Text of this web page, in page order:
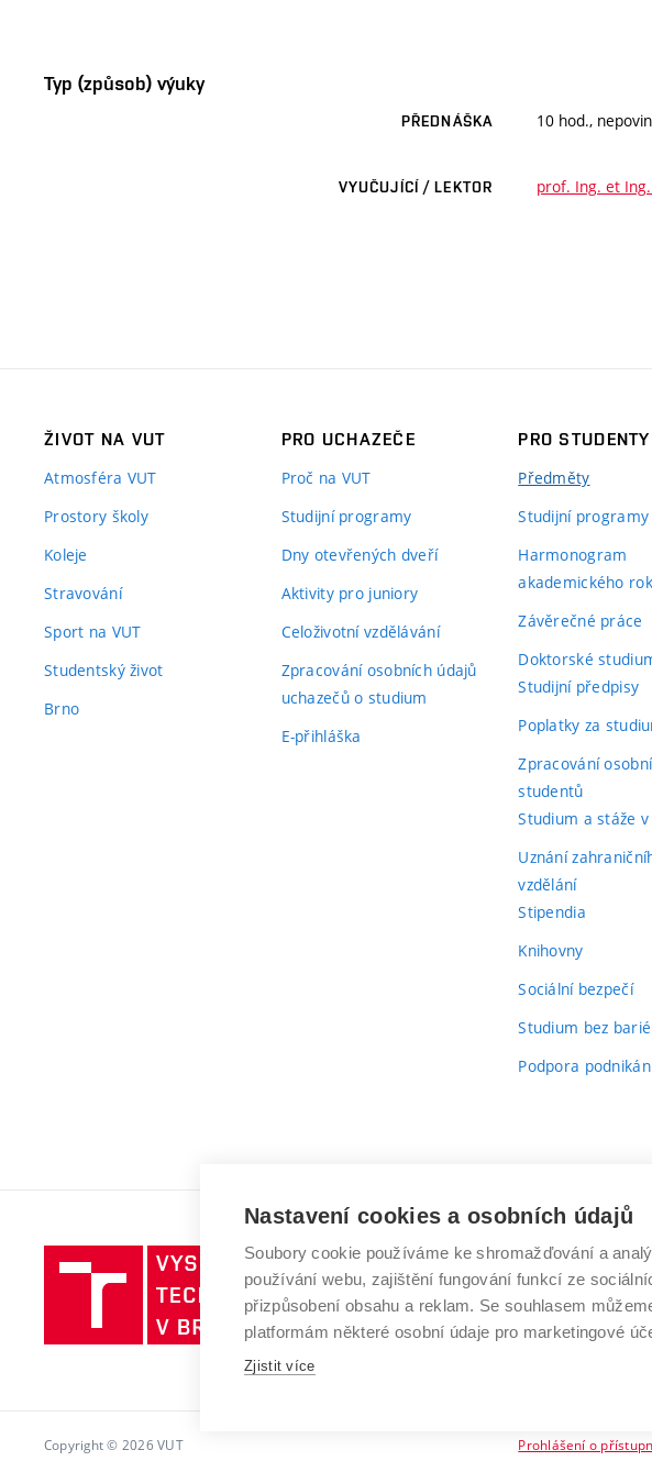
Typ (způsob) výuky
PŘEDNÁŠKA 10 hod.,
VYUČUJÍCÍ / LEKTOR prof. Ing. et Ing.
ŽIVOT NA VUT
Atmosféra VUT
Prostory školy
Koleje
Stravování
Sport na VUT
Studentský život
Brno
PRO UCHAZEČE
Proč na VUT
Studijní programy
Dny otevřených dveří
Aktivity pro juniory
Celoživotní vzdělávání
Zpracování osobních údajů
uchazečů o studium
E-přihláška
PRO STUDENTY
Předměty
Studijní programy
Harmonogram
akademického
Závěrečné práce
Doktorské
Studijní předpisy
Poplatky za
Zpracování
studentů
Studium a stáže
Uznání
vzdělání
Stipendia
Knihovny(externí
Sociální bezpečí
Studium bez
Podpora
Vysoké
učení
technické
v
VYSOKÉ
Antonínská 548/1
602 00 Brno
Copyright © 2026 VUT
Prohlášení o
Nastavení cookies a osobních údajů
Soubory cookie používáme ke shromažďování a
používání webu, zajištění fungování funkcí ze
přizpůsobení obsahu a reklam. Se souhlasem
platformám některé osobní údaje pro marketingové
Zjistit více